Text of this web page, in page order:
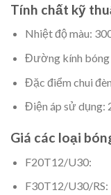
Tính chất kỹ
Nhiệt độ màu:
Đường kính bóng
Đặc điểm chui
Điện áp sử dụng:
Giá các loại
F20T12/U30:
F30T12/U30/RS: